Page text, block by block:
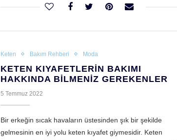
Keten Bakım Rehberi Moda
KETEN KIYAFETLERIN BAKIMI
HAKKINDA BILMENIZ GEREKENLER
5 Temmuz 2022
Bir erkeğin sıcak havaların üstesinden şık bir şekilde
gelmesinin en iyi yolu keten kıyafet giymesidir. Keten